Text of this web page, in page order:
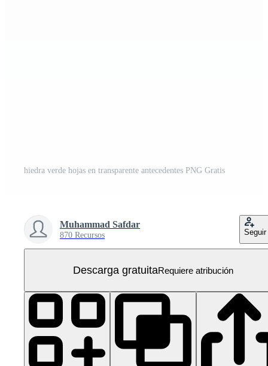
hiedra verde hojas en transparente antecedentes PNG Gratis
Muhammad Safdar
870 Recursos Seguir
Descarga gratuitaRequiere atribución